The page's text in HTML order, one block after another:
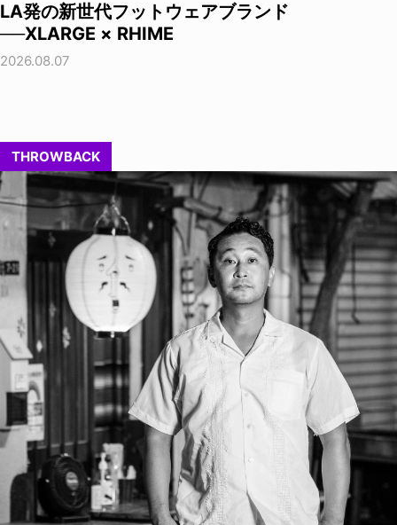
LA発の新世代フットウェアブランド
──XLARGE × RHIME
2026.08.07
THROWBACK